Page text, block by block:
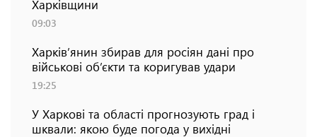
Харківщини
09:03
Харків’янин збирав для росіян дані про
військові об’єкти та коригував удари
19:25
У Харкові та області прогнозують град і
шквали: якою буде погода у вихідні